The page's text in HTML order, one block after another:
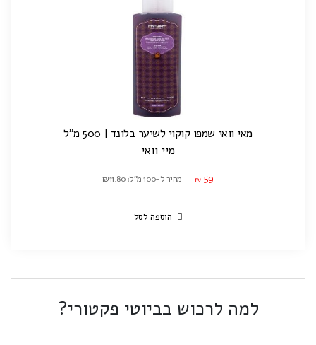
מאי וואי שמפו קוקוי לשיער בלונד | 500 מ"ל
מיי וואי
₪ 59 מחיר ל-100 מ"ל: ₪11.80
הוספה לסל
למה לרכוש בביוטי פקטורי?